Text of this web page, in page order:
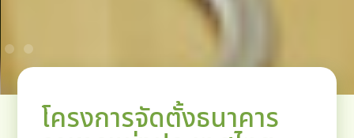
โครงการจัดตั้งธนาคาร